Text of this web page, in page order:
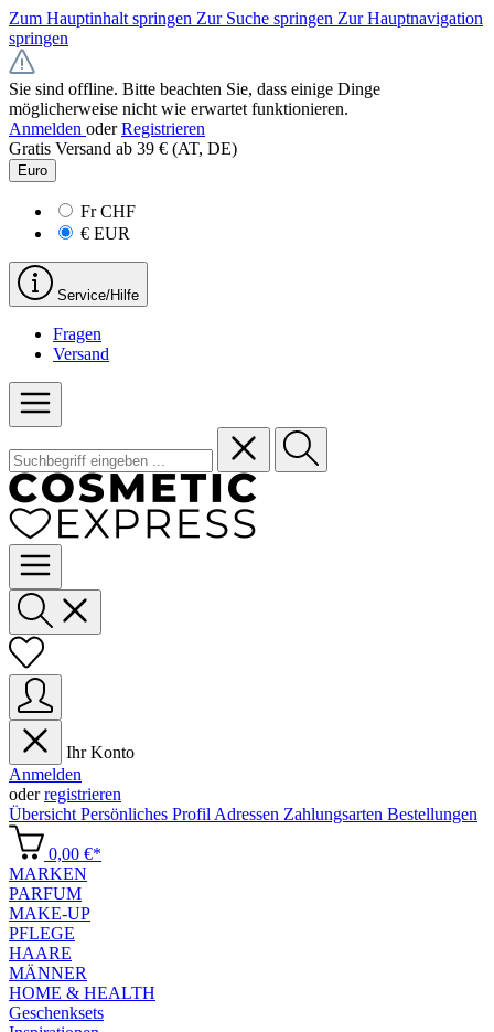
Zum Hauptinhalt springen Zur Suche springen Zur Hauptnavigation
springen
Sie sind offline. Bitte beachten Sie, dass einige Dinge
möglicherweise nicht wie erwartet funktionieren.
Anmelden oder Registrieren
Gratis Versand ab 39 € (AT, DE)
Euro
FrCHF
€ EUR
Service/Hilfe
Fragen
Versand
Ihr Konto
Anmelden
oderregistrieren
Übersicht Persönliches Profil Adressen Zahlungsarten Bestellungen
0,00 €*
MARKEN
PARFUM
MAKE-UP
PFLEGE
HAARE
MÄNNER
HOME & HEALTH
Geschenksets